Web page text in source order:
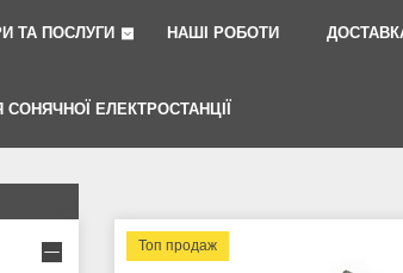
ТА ПОСЛУГИ НАШI РОБОТИ
ЕЛЕКТРОСТАНЦІЇ
Топ продаж